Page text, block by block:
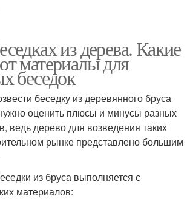
из дерева. Какие
материалы для
беседок
беседку из деревянного бруса
оценить плюсы и минусы разных
ведь дерево для возведения таких
рынке представлено большим
из бруса выполняется с
материалов: